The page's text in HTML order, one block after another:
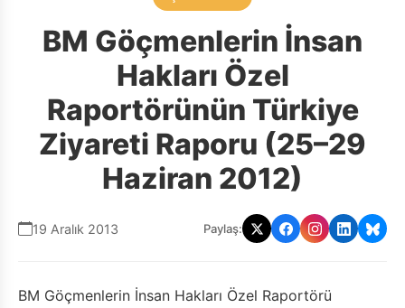
BM Göçmenlerin İnsan
Hakları Özel
Raportörünün Türkiye
Ziyareti Raporu (25–29
Haziran 2012)
19 Aralık 2013 Paylaş:
BM Göçmenlerin İnsan Hakları Özel Raportörü